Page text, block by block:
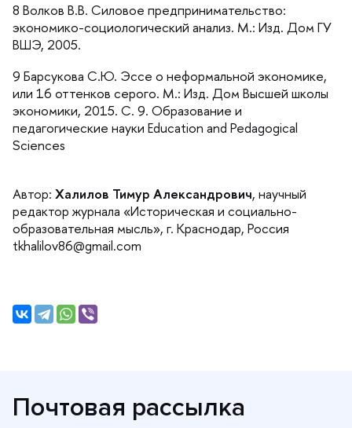
8 Волков В.В. Силовое предпринимательство:
экономико-социологический анализ. М.: Изд. Дом ГУ
ШЭ, 2005.
9 Барсукова С.Ю. Эссе о неформальной экономике,
или 16 оттенков серого. М.: Изд. Дом Высшей школы
экономики, 2015. С. 9. Образование и
педагогические науки Education and Pedagogical
Sciences
Автор: Халилов Тимур Александрович, научный
редактор журнала «Историческая и социально-
образовательная мысль», г. Краснодар, Россия
tkhalilov86@gmail.com
Почтовая рассылка